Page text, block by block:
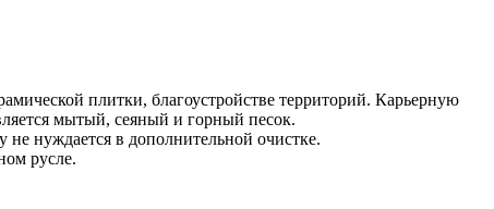
плитки, благоустройстве территорий. Карьерную
мытый, сеяный и горный песок.
нуждается в дополнительной очистке.
русле.